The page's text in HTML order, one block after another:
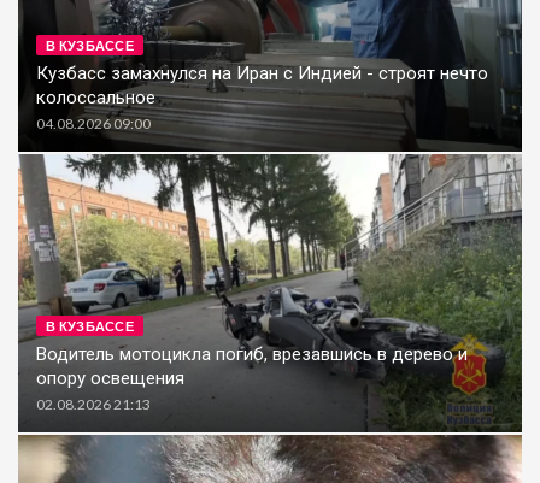
В КУЗБАССЕ
Кузбасс замахнулся на Иран с Индией - строят нечто
колоссальное
04.08.2026 09:00
В КУЗБАССЕ
Водитель мотоцикла погиб, врезавшись в дерево и
опору освещения
02.08.2026 21:13